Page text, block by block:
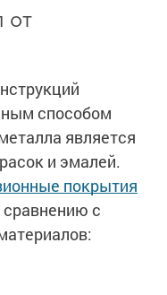
от
способом
является
и эмалей.
покрытия
с